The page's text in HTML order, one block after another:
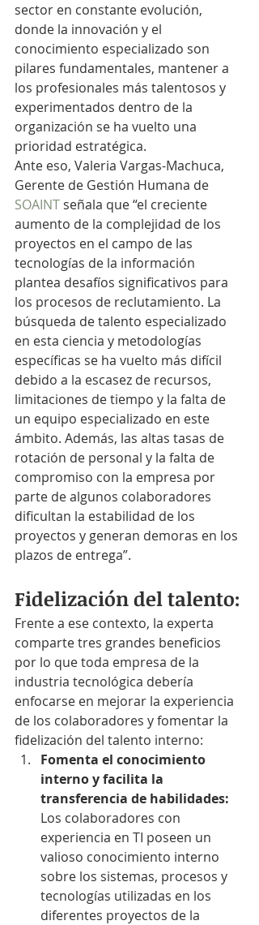
sector en constante evolución,
donde la innovación y el
conocimiento especializado son
pilares fundamentales, mantener a
los profesionales más talentosos y
experimentados dentro de la
organización se ha vuelto una
prioridad estratégica.
Ante eso, Valeria Vargas-Machuca,
Gerente de Gestión Humana de
SOAINT señala que “el creciente
aumento de la complejidad de los
proyectos en el campo de las
tecnologías de la información
plantea desafíos significativos para
los procesos de reclutamiento. La
búsqueda de talento especializado
en esta ciencia y metodologías
específicas se ha vuelto más difícil
debido a la escasez de recursos,
limitaciones de tiempo y la falta de
un equipo especializado en este
ámbito. Además, las altas tasas de
rotación de personal y la falta de
compromiso con la empresa por
parte de algunos colaboradores
dificultan la estabilidad de los
proyectos y generan demoras en los
plazos de entrega”.
Fidelización del talento:
Frente a ese contexto, la experta
comparte tres grandes beneficios
por lo que toda empresa de la
industria tecnológica debería
enfocarse en mejorar la experiencia
de los colaboradores y fomentar la
fidelización del talento interno:
Fomenta el conocimiento
interno y facilita la
transferencia de habilidades:
Los colaboradores con
experiencia en TI poseen un
valioso conocimiento interno
sobre los sistemas, procesos y
tecnologías utilizadas en los
diferentes proyectos de la